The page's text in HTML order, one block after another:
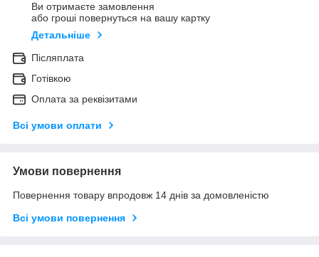
Ви отримаєте замовлення
або гроші повернуться на вашу картку
Детальніше
Післяплата
Готівкою
Оплата за реквізитами
Всі умови оплати
Умови повернення
Повернення товару впродовж 14 днів за домовленістю
Всі умови повернення